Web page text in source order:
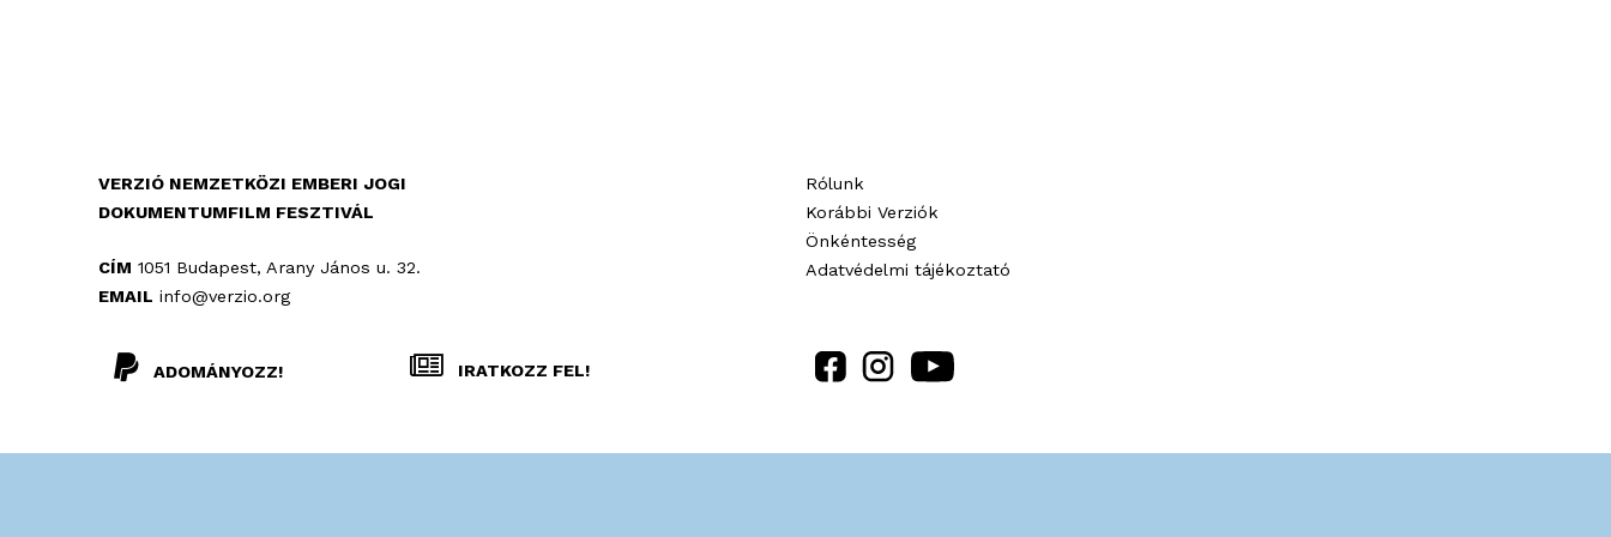
VERZIÓ NEMZETKÖZI EMBERI JOGI
DOKUMENTUMFILM FESZTIVÁL
CÍM 1051 Budapest, Arany János u. 32.
EMAIL info@verzio.org
ADOMÁNYOZZ! IRATKOZZ FEL!
Rólunk
Korábbi Verziók
Önkéntesség
Adatvédelmi tájékoztató